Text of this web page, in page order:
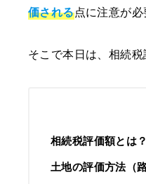
価される点に注意が必
そこで本日は、相続
相続税評価額とは？
土地の評価方法（